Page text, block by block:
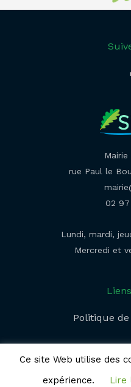
rue Paul le
02 97
Lundi, mardi,
Mercredi et
Politique
Ce site Web utilise des
expérience.
Lire